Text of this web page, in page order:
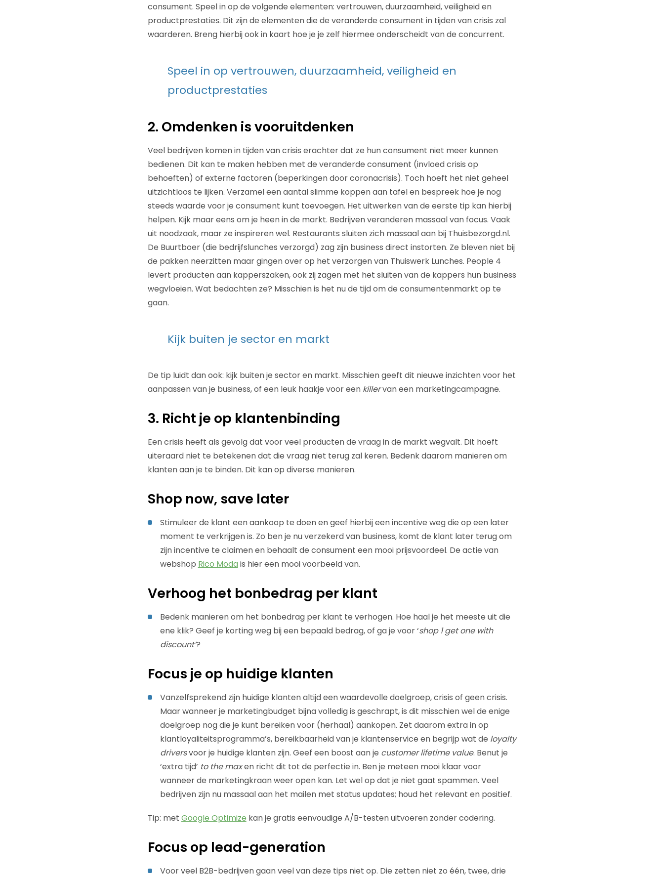
consument. Speel in op de volgende elementen: vertrouwen, duurzaamheid, veiligheid en
productprestaties. Dit zijn de elementen die de veranderde consument in tijden van crisis zal
waarderen. Breng hierbij ook in kaart hoe je je zelf hiermee onderscheidt van de concurrent.
Speel in op vertrouwen, duurzaamheid, veiligheid en
productprestaties
2. Omdenken is vooruitdenken
Veel bedrijven komen in tijden van crisis erachter dat ze hun consument niet meer kunnen
bedienen. Dit kan te maken hebben met de veranderde consument (invloed crisis op
behoeften) of externe factoren (beperkingen door coronacrisis). Toch hoeft het niet geheel
uitzichtloos te lijken. Verzamel een aantal slimme koppen aan tafel en bespreek hoe je nog
steeds waarde voor je consument kunt toevoegen. Het uitwerken van de eerste tip kan hierbij
helpen. Kijk maar eens om je heen in de markt. Bedrijven veranderen massaal van focus. Vaak
uit noodzaak, maar ze inspireren wel. Restaurants sluiten zich massaal aan bij Thuisbezorgd.nl.
De Buurtboer (die bedrijfslunches verzorgd) zag zijn business direct instorten. Ze bleven niet bij
de pakken neerzitten maar gingen over op het verzorgen van Thuiswerk Lunches. People 4
levert producten aan kapperszaken, ook zij zagen met het sluiten van de kappers hun business
wegvloeien. Wat bedachten ze? Misschien is het nu de tijd om de consumentenmarkt op te
gaan.
Kijk buiten je sector en markt
De tip luidt dan ook: kijk buiten je sector en markt. Misschien geeft dit nieuwe inzichten voor het
aanpassen van je business, of een leuk haakje voor een killervan een marketingcampagne.
3. Richt je op klantenbinding
Een crisis heeft als gevolg dat voor veel producten de vraag in de markt wegvalt. Dit hoeft
uiteraard niet te betekenen dat die vraag niet terug zal keren. Bedenk daarom manieren om
klanten aan je te binden. Dit kan op diverse manieren.
Shop now, save later
Stimuleer de klant een aankoop te doen en geef hierbij een incentive weg die op een later
moment te verkrijgen is. Zo ben je nu verzekerd van business, komt de klant later terug om
zijn incentive te claimen en behaalt de consument een mooi prijsvoordeel. De actie van
webshop Rico Moda is hier een mooi voorbeeld van.
Verhoog het bonbedrag per klant
Bedenk manieren om het bonbedrag per klant te verhogen. Hoe haal je het meeste uit die
ene klik? Geef je korting weg bij een bepaald bedrag, of ga je voor ‘shop 1 get one with
discount’?
Focus je op huidige klanten
Vanzelfsprekend zijn huidige klanten altijd een waardevolle doelgroep, crisis of geen crisis.
Maar wanneer je marketingbudget bijna volledig is geschrapt, is dit misschien wel de enige
doelgroep nog die je kunt bereiken voor (herhaal) aankopen. Zet daarom extra in op
klantloyaliteitsprogramma’s, bereikbaarheid van je klantenservice en begrijp wat de loyalty
driversvoor je huidige klanten zijn. Geef een boost aan je customer lifetime value. Benut je
‘extra tijd’ to the maxen richt dit tot de perfectie in. Ben je meteen mooi klaar voor
wanneer de marketingkraan weer open kan. Let wel op dat je niet gaat spammen. Veel
bedrijven zijn nu massaal aan het mailen met status updates; houd het relevant en positief.
Tip: met Google Optimize kan je gratis eenvoudige A/B-testen uitvoeren zonder codering.
Focus op lead-generation
Voor veel B2B-bedrijven gaan veel van deze tips niet op. Die zetten niet zo één, twee, drie